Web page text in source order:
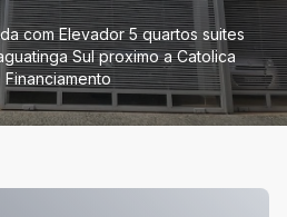
com Elevador 5 quartos suites
Sul proximo a Catolica
Financiamento